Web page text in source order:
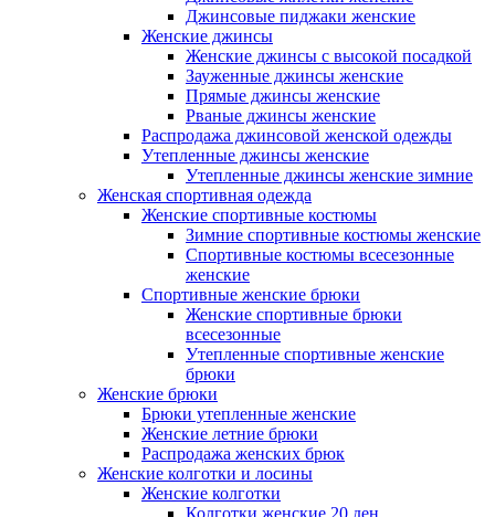
Джинсовые пиджаки женские
Женские джинсы
Женские джинсы с высокой посадкой
Зауженные джинсы женские
Прямые джинсы женские
Рваные джинсы женские
Распродажа джинсовой женской одежды
Утепленные джинсы женские
Утепленные джинсы женские зимние
Женская спортивная одежда
Женские спортивные костюмы
Зимние спортивные костюмы женские
Спортивные костюмы всесезонные
женские
Спортивные женские брюки
Женские спортивные брюки
всесезонные
Утепленные спортивные женские
брюки
Женские брюки
Брюки утепленные женские
Женские летние брюки
Распродажа женских брюк
Женские колготки и лосины
Женские колготки
Колготки женские 20 ден